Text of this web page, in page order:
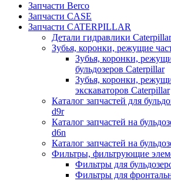
Запчасти Berco
Запчасти CASE
Запчасти CATERPILLAR
Детали гидравлики Caterpillar
Зубья, коронки, режущие
Зубья, коронки,
бульдозеров Caterpillar
Зубья, коронки,
экскаваторов Caterpillar
Каталог запчастей для
d9r
Каталог запчастей на
d6n
Каталог запчастей на
Фильтры, фильтрующие
Фильтры для
Фильтры для